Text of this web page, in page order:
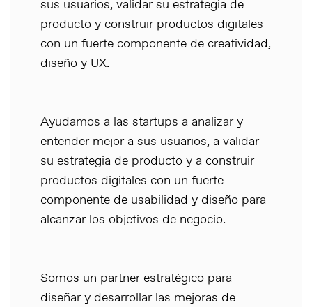
sus usuarios, validar su estrategia de
producto y construir productos digitales
con un fuerte componente de creatividad,
diseño y UX.
Ayudamos a las startups a analizar y
entender mejor a sus usuarios, a validar
su estrategia de producto y a construir
productos digitales con un fuerte
componente de usabilidad y diseño para
alcanzar los objetivos de negocio.
Somos un partner estratégico para
diseñar y desarrollar las mejoras de